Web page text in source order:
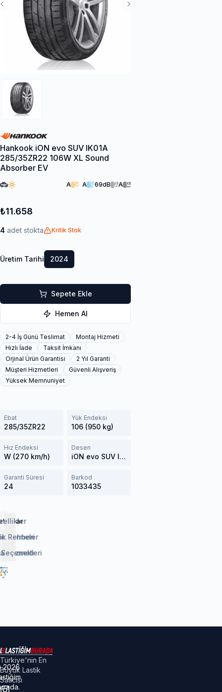
Next Slide
Previous Slide
Hankook iON evo SUV IK01A
285/35ZR22 106W XL Sound
Absorber EV
A A 69dB A
₺11.658
4 adet stokta Kritik Stok
Üretim Tarihi 2024
Sepete Ekle
Hemen Al
2-4 İş Günü Teslimat
Montaj Hizmeti
Hızlı İade
Taksit İmkanı
Orjinal Ürün Garantisi
2 Yıl Garanti
Müşteri Hizmetleri
Güvenli Alışveriş
Yüksek Memnuniyet
Ebat
285/35ZR22
Yük Endeksi
106 (950 kg)
Hız Endeksi
W (270 km/h)
Desen
iON evo SUV IK01A
Garanti Süresi
24
Barkod
1033435
Rehberi
Hizmeti
Türkiye'nin En
Büyük Lastik
Satıcısı
2026